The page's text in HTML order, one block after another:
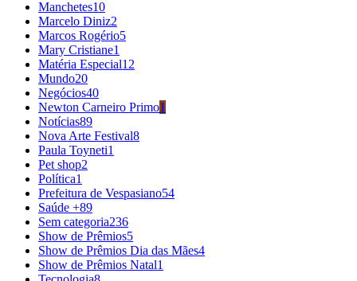
Manchetes10
Marcelo Diniz2
Marcos Rogério5
Mary Cristiane1
Matéria Especial12
Mundo20
Negócios40
Newton Carneiro Primo1
Notícias89
Nova Arte Festival8
Paula Toyneti1
Pet shop2
Política1
Prefeitura de Vespasiano54
Saúde +89
Sem categoria236
Show de Prêmios5
Show de Prêmios Dia das Mães4
Show de Prêmios Natal1